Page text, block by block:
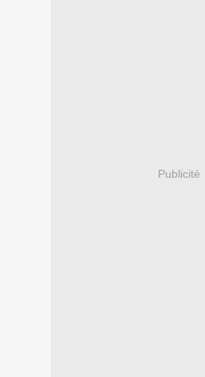
Publicité